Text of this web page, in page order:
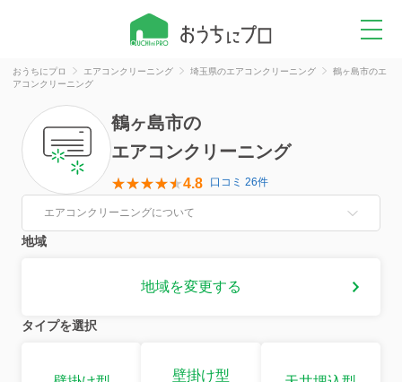
おうちにプロ エアコンクリーニング 埼玉県のエアコンクリーニング
鶴ヶ島市のエ
アコンクリーニング
鶴ヶ島市の
エアコンクリーニング
4.8 口コミ 26件
エアコンクリーニングについて
地域
地域を変更する
タイプを選択
壁掛け型